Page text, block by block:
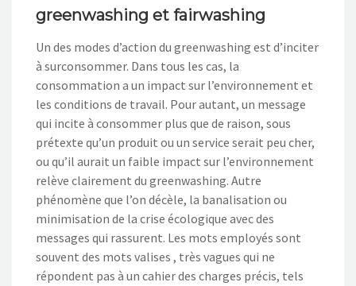
greenwashing et fairwashing
Un des modes d’action du greenwashing est d’inciter
à surconsommer. Dans tous les cas, la
consommation a un impact sur l’environnement et
les conditions de travail. Pour autant, un message
qui incite à consommer plus que de raison, sous
prétexte qu’un produit ou un service serait peu cher,
ou qu’il aurait un faible impact sur l’environnement
relève clairement du greenwashing. Autre
phénomène que l’on décèle, la banalisation ou
minimisation de la crise écologique avec des
messages qui rassurent. Les mots employés sont
souvent des mots valises , très vagues qui ne
répondent pas à un cahier des charges précis, tels